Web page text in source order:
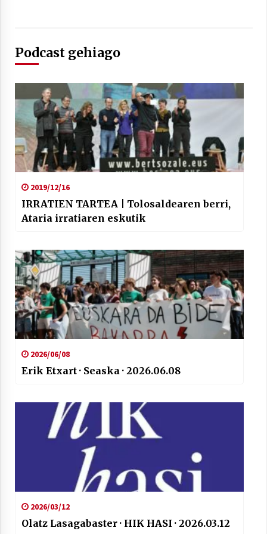
2021/07/06
Hala Bedi irratiko Hizpidea saioan
Arrosaren 20 urteez
2021/07/03
EHZtik
2021/07/01
Telebistaren eskutik
Podcast gehiago
2019/12/16
IRRATIEN TARTEA | Tolosaldearen berri,
Ataria irratiaren eskutik
2026/06/08
Erik Etxart · Seaska · 2026.06.08
2026/03/12
Olatz Lasagabaster · HIK HASI · 2026.03.12